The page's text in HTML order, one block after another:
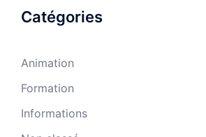
Catégories
Animation
Formation
Informations